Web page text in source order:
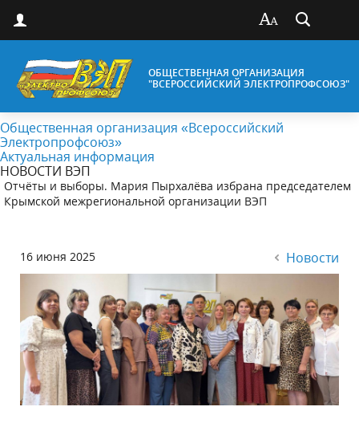
ОБЩЕСТВЕННАЯ ОРГАНИЗАЦИЯ
"ВСЕРОССИЙСКИЙ ЭЛЕКТРОПРОФСОЮЗ"
Общественная организация «Всероссийский
Электропрофсоюз»
Актуальная информация
НОВОСТИ ВЭП
Отчёты и выборы. Мария Пырхалёва избрана председателем
Крымской межрегиональной организации ВЭП
16 июня 2025 Новости